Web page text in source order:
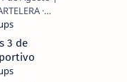
3 de